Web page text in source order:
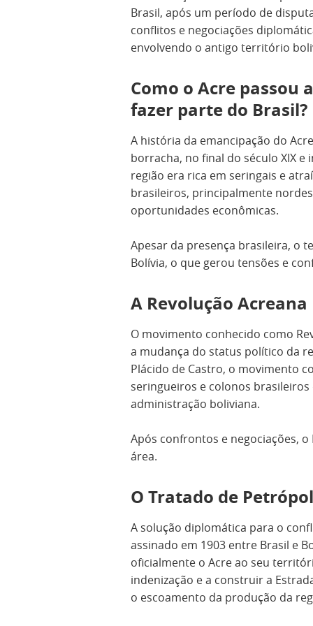
Brasil, após um período de
conflitos e negociações
envolvendo o antigo território
Como o Acre passou a
fazer parte do Brasil?
A história da emancipação do
borracha, no final do século XIX e
região era rica em seringais e
brasileiros, principalmente
oportunidades econômicas.
Apesar da presença brasileira, o
Bolívia, o que gerou tensões e
A Revolução Acreana
O movimento conhecido como
a mudança do status político da
Plácido de Castro, o movimento
seringueiros e colonos
administração boliviana.
Após confrontos e negociações,
área.
O Tratado de
A solução diplomática para o
assinado em 1903 entre Brasil e
oficialmente o Acre ao seu
indenização e a construir a
o escoamento da produção da